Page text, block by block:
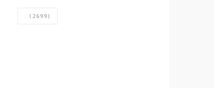
. (2699)